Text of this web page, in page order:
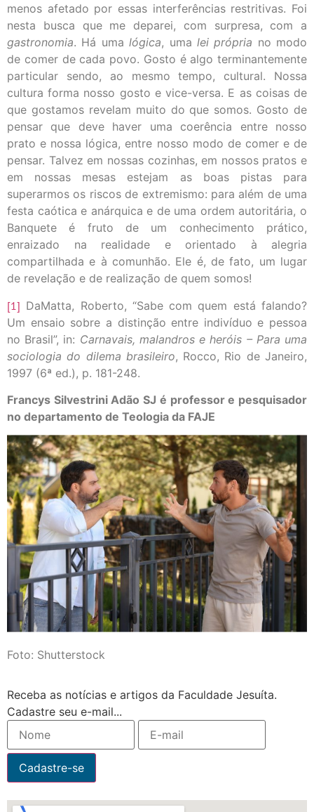
menos afetado por essas interferências restritivas. Foi
nesta busca que me deparei, com surpresa, com a
gastronomia. Há umalógica, uma lei própria no modo
de comer de cada povo. Gosto é algo terminantemente
particular sendo, ao mesmo tempo, cultural. Nossa
cultura forma nosso gosto e vice-versa. E as coisas de
que gostamos revelam muito do que somos. Gosto de
pensar que deve haver uma coerência entre nosso
prato e nossa lógica, entre nosso modo de comer e de
pensar. Talvez em nossas cozinhas, em nossos pratos e
em nossas mesas estejam as boas pistas para
superarmos os riscos de extremismo: para além de uma
festa caótica e anárquica e de uma ordem autoritária, o
Banquete é fruto de um conhecimento prático,
enraizado na realidade e orientado à alegria
compartilhada e à comunhão. Ele é, de fato, um lugar
de revelação e de realização de quem somos!
[1] DaMatta, Roberto, “Sabe com quem está falando?
Um ensaio sobre a distinção entre indivíduo e pessoa
no Brasil”, in: Carnavais, malandros e heróis – Para uma
sociologia do dilema brasileiro, Rocco, Rio de Janeiro,
1997 (6ª ed.), p. 181-248.
Francys Silvestrini Adão SJ é professor e pesquisador
no departamento de Teologia da FAJE
Foto: Shutterstock
Receba as notícias e artigos da Faculdade Jesuíta.
Cadastre seu e-mail...